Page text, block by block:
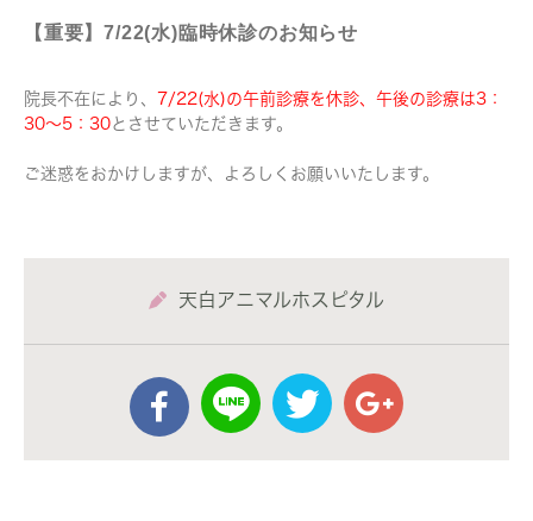
【重要】7/22(水)臨時休診のお知らせ
院長不在により、 7/22(水)の午前診療を休診、午後の診療は3：
30～5：30とさせていただきます。
ご迷惑をおかけしますが、よろしくお願いいたします。
天白アニマルホスピタル